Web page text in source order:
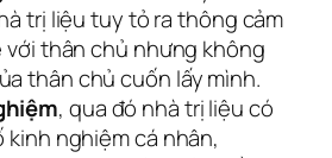
trị liệu tuy tỏ ra thông cảm
với thân chủ nhưng không
thân chủ cuốn lấy mình.
, qua đó nhà trị liệu có
nghiệm cá nhân,